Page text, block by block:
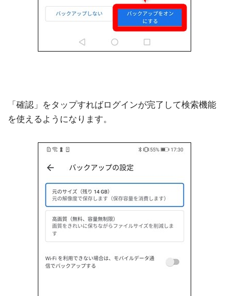
「確認」をタップすればログインが完了して検索機能
を使えるようになります。